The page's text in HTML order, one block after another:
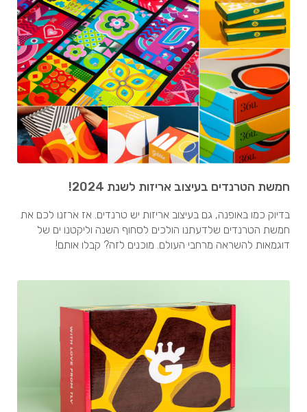
חמשת הטרנדים בעיצוב אריזות לשנת 2024!
בדיוק כמו באופנה, גם בעיצוב אריזות יש טרנדים. אז ארזנו לכם את
חמשת הטרנדים שלדעתנו הולכים לסחוף השנה וליקטנו ים של
דוגמאות להשראה מרחבי העולם. מוכנים לזה? קבלו אותם!